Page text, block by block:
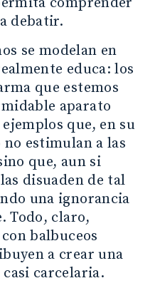
debatir.
se modelan en
educa: los
que estemos
aparato
que, en su
estimulan a las
que, aun si
disuaden de tal
una ignorancia
Todo, claro,
balbuceos
a crear una
carcelaria.